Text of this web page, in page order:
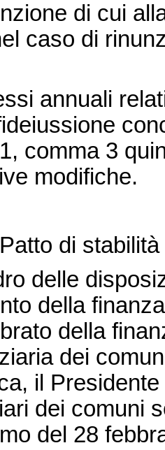
di cui
caso di
annuali
comma 3
modifiche.
di
delle
della
della
dei
il
dei comuni
del 28